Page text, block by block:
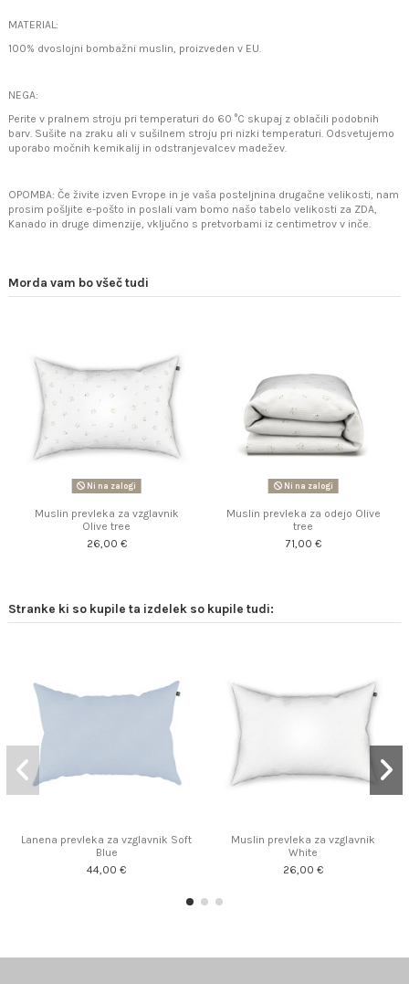
MATERIAL:
100% dvoslojni bombažni muslin, proizveden v EU.
NEGA:
Perite v pralnem stroju pri temperaturi do 60 °C skupaj z oblačili podobnih
barv. Sušite na zraku ali v sušilnem stroju pri nizki temperaturi. Odsvetujemo
uporabo močnih kemikalij in odstranjevalcev madežev.
OPOMBA: Če živite izven Evrope in je vaša posteljnina drugačne velikosti, nam
prosim pošljite e-pošto in poslali vam bomo našo tabelo velikosti za ZDA,
Kanado in druge dimenzije, vključno s pretvorbami iz centimetrov v inče.
Morda vam bo všeč tudi
Ni na zalogi
Muslin prevleka za vzglavnik
Olive tree
26,00 €
Ni na zalogi
Muslin prevleka za odejo Olive
tree
71,00 €
Stranke ki so kupile ta izdelek so kupile tudi:
Lanena prevleka za vzglavnik Soft
Blue
44,00 €
Muslin prevleka za vzglavnik
White
26,00 €